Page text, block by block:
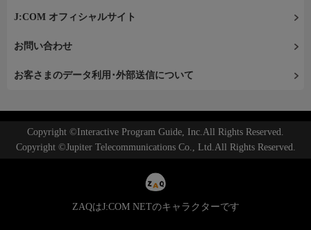
J:COM オフィシャルサイト
お問い合わせ
お客さまのデータ利用･外部送信について
Copyright ©Interactive Program Guide, Inc.All Rights Reserved.
Copyright ©Jupiter Telecommunications Co., Ltd.All Rights Reserved.
ZAQはJ:COM NETのキャラクターです